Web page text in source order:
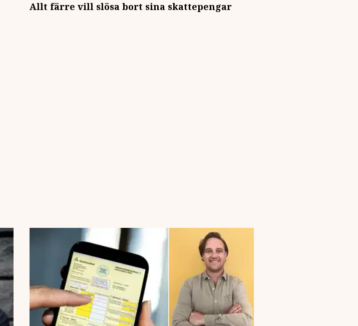
Allt färre vill slösa bort sina skattepengar